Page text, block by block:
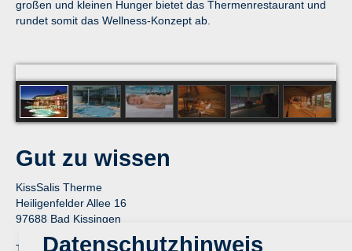
großen und kleinen Hunger bietet das Thermenrestaurant und
rundet somit das Wellness-Konzept ab.
KissSalis Therme bei Nacht
Gut zu wissen
KissSalis Therme
Heiligenfelder Allee 16
97688 Bad Kissingen
Datenschutzhinweis